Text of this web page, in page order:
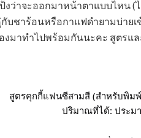
ว่าจะออกมาหน้าตาแบบไหน (
กับชาร้อนหรือกาแฟดำยามบ่าย
งมาทำไปพร้อมกันนะคะ สูตรแ
สูตรคุกกี้แฟนซีสามสี (สำหรับพิม
ปริมาณที่ได้: ประม